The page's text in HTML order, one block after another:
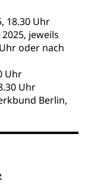
18.30 Uhr
jeweils
oder nach
Uhr
Uhr
Berlin,